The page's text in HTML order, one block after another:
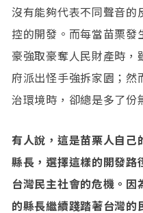
沒有能夠代表不同聲音的
控的開發。而每當苗栗發
豪強取豪奪人民財產時
府派出怪手強拆家園；
治環境時，卻總是多了份
有人說，這是苗栗人自己
縣長，選擇這樣的開發路
台灣民主社會的危機。
的縣長繼續踐踏著台灣的